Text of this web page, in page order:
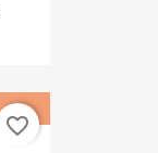
favorite_border